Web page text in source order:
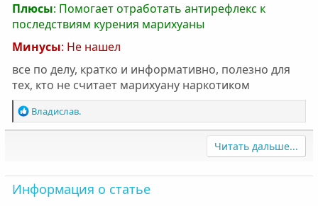
0
0
з
з
д
Плюсы: Помогает отработать антирефлекс к
последствиям курения марихуаны
Минусы: Не нашел
все по делу, кратко и информативно, полезно для
тех, кто не считает марихуану наркотиком
Р
е
и
и
Владислав.
Читать дальше...
Информация о статье